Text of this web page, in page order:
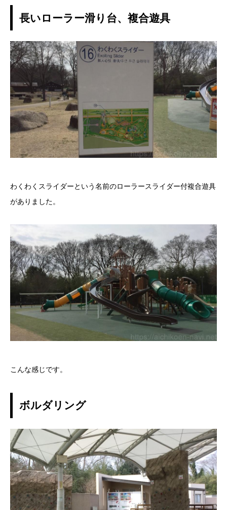
長いローラー滑り台、複合遊具
わくわくスライダーという名前のローラースライダー付複合遊具
がありました。
こんな感じです。
ボルダリング